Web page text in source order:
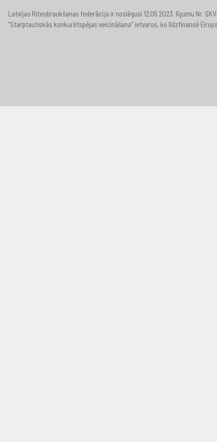
Latvijas Riteņbraukšanas federācija ir noslēgusi 12.05.2023. līgumu Nr.
“Starptautiskās konkurētspējas veicināšana” ietvaros, ko līdzfinansē